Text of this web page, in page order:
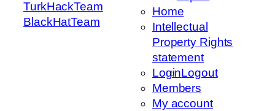
TurkHackTeam
BlackHatTeam
Home
Intellectual
Property Rights
statement
LoginLogout
Members
My account